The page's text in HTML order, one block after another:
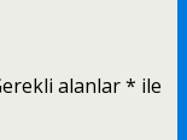
alanlar* ile